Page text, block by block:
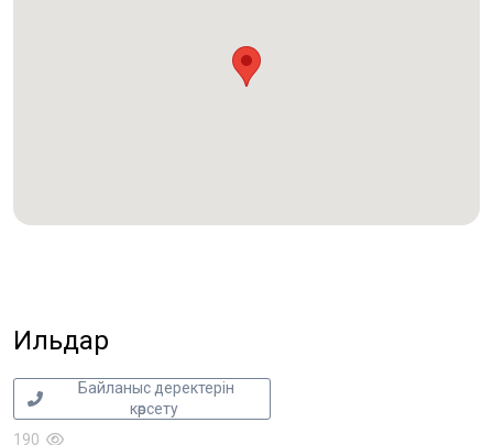
Ильдар
Байланыс деректерін
көрсету
190